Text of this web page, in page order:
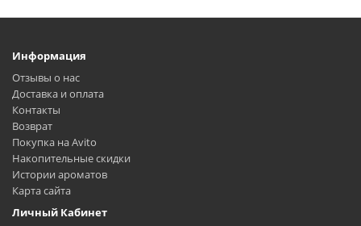
Информация
Отзывы о нас
Доставка и оплата
Контакты
Возврат
Покупка на Avito
Накопительные скидки
Истории ароматов
Карта сайта
Личный Кабинет